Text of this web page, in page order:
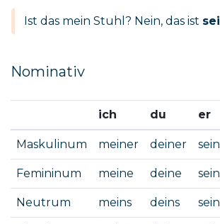
Ist das mein Stuhl? Nein, das ist
Nominativ
ich du er
Maskulinum meiner deiner
Femininum meine deine
Neutrum meins deins